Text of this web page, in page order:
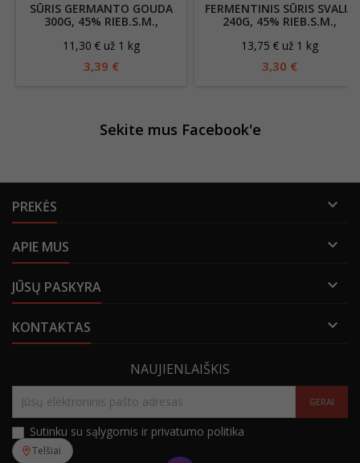
SŪRIS GERMANTO GOUDA
300G, 45% RIEB.S.M.,
11,30 € už 1 kg
3,39 €
FERMENTINIS SŪRIS SVALIA
240G, 45% RIEB.S.M.,
13,75 € už 1 kg
3,30 €
Sekite mus Facebook'e
PREKĖS 
APIE MUS 
JŪSŲ PASKYRA 
KONTAKTAS 
NAUJIENLAIŠKIS
Sutinku su sąlygomis ir privatumo politika
Telšiai